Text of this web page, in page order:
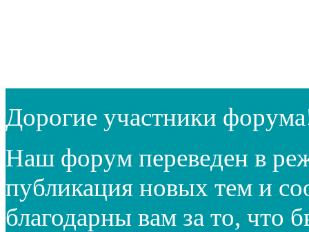
Дорогие участники
Наш форум переведен в
публикация новых тем и
благодарны вам за то, что